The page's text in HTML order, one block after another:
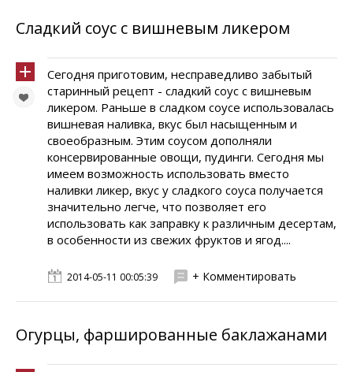
Сладкий соус с вишневым ликером
Сегодня приготовим, несправедливо забытый
старинный рецепт - сладкий соус с вишневым
ликером. Раньше в сладком соусе использовалась
вишневая наливка, вкус был насыщенным и
своеобразным. Этим соусом дополняли
консервированные овощи, пудинги. Сегодня мы
имеем возможность использовать вместо
наливки ликер, вкус у сладкого соуса получается
значительно легче, что позволяет его
использовать как заправку к различным десертам,
в особенности из свежих фруктов и ягод....
2014-05-11 00:05:39 + Комментировать
Огурцы, фаршированные баклажанами